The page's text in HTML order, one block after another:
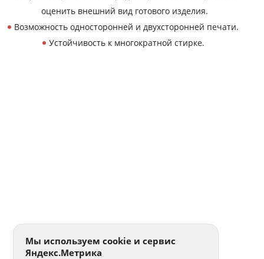
оценить внешний вид готового изделия.
Возможность односторонней и двухсторонней печати.
Устойчивость к многократной стирке.
Мы используем cookie и сервис
Яндекс.Метрика